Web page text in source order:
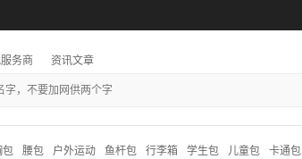
务商 资讯文章
包 腰包 户外运动 鱼杆包 行李箱 学生包 儿童包 卡通包